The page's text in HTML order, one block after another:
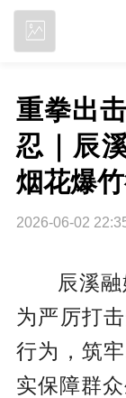
重拳出
忍｜辰
烟花爆
2026-06-02
辰溪
为严厉打
行为，筑
实保障群